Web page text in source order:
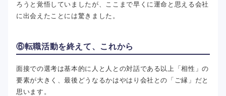
ろうと覚悟していましたが、ここまで早くに運命と思える会社
に出会えたことには驚きました。
⑥転職活動を終えて、これから
面接での選考は基本的に人と人との対話である以上「相性」の
要素が大きく、最後どうなるかはやはり会社との「ご縁」だと
思います。